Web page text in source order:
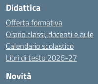
Didattica
Offerta formativa
Orario classi, docenti e aule
Calendario scolastico
Libri di testo 2026-27
Novità